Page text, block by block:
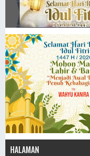
HALAMAN